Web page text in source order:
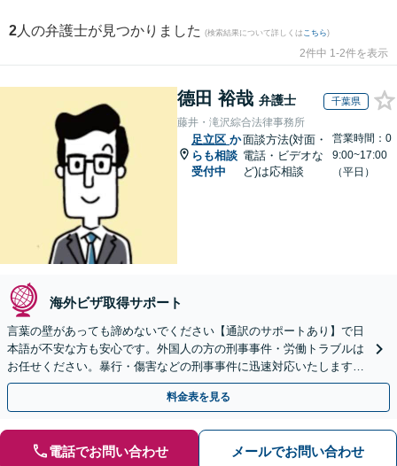
2 人の弁護士が見つかりました (検索結果について詳しくは こちら)
2件中 1-2件を表示
德田 裕哉 弁護士 千葉県
藤井・滝沢綜合法律事務所
足立区 か
らも相談
受付中
面談方法(対面・
電話・ビデオな
ど)は応相談
営業時間：0
9:00~17:00
（平日）
海外ビザ取得サポート
言葉の壁があっても諦めないでください【通訳のサポートあり】で日
本語が不安な方も安心です。外国人の方の刑事事件・労働トラブルは
お任せください。暴行・傷害などの刑事事件に迅速対応いたします。
【事前予約で休日・夜間面談可】
料金表を見る
電話でお問い合わせ メールでお問い合わせ